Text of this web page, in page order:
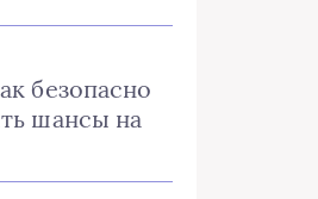
безопасно
шансы на